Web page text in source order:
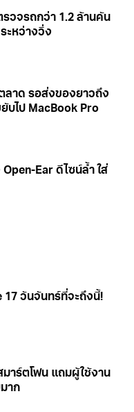
รวจรถกว่า 1.2 ล้านคัน
ะหว่างวิ่ง
ลาด รอส่งของยาวถึง
บไป MacBook Pro
Ear ดีไซน์ล้ำ ใส่
17 วันจันทร์ที่จะถึงนี้!
มาร์ตโฟน แถมผู้ใช้งาน
าก